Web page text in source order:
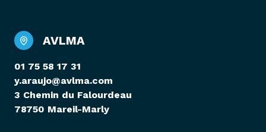
AVLMA
01 75 58 17 31
y.araujo@avlma.com
3 Chemin du Falourdeau
78750 Mareil-Marly